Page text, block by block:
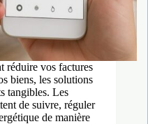
réduire vos factures
biens, les solutions
tangibles. Les
de suivre, réguler
de manière